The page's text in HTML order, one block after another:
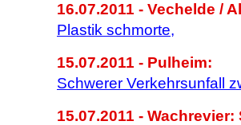
16.07.2011 - Vechelde /
Plastik schmorte,
15.07.2011 - Pulheim:
Schwerer Verkehrsunfall
15.07.2011 -